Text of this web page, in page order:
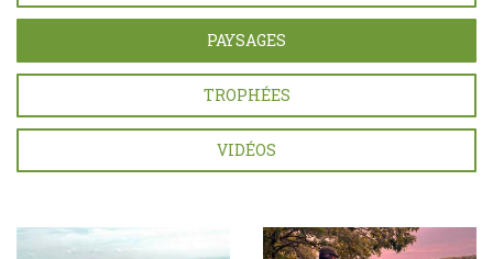
PAYSAGES
TROPHÉES
VIDÉOS